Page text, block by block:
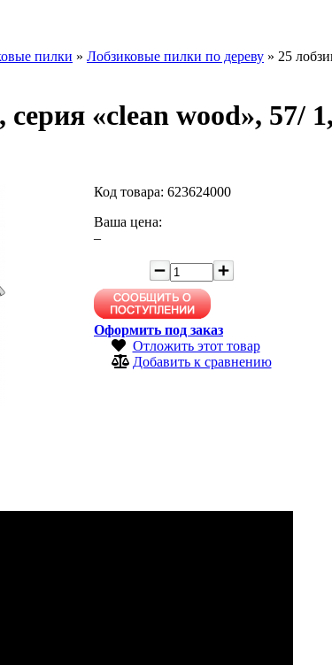
пилки » Лобзиковые пилки по дереву » 25
«clean wood», 57/
Код товара: 623624000
Ваша цена:
–
Оформить под заказ
Отложить этот товар
Добавить к сравнению